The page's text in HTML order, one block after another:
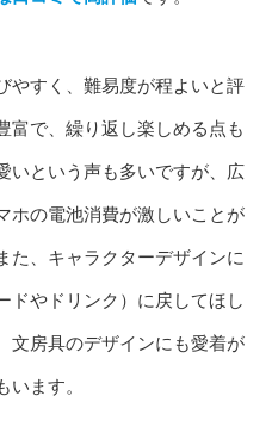
やすく、難易度が程よいと評
富で、繰り返し楽しめる点も
いという声も多いですが、広
ホの電池消費が激しいことが
た、キャラクターデザインに
ドやドリンク）に戻してほし
文房具のデザインにも愛着が
ます。